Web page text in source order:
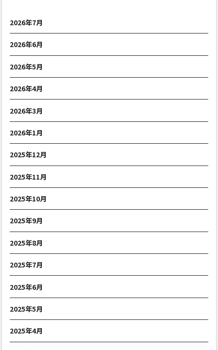
2026年7月
2026年6月
2026年5月
2026年4月
2026年3月
2026年1月
2025年12月
2025年11月
2025年10月
2025年9月
2025年8月
2025年7月
2025年6月
2025年5月
2025年4月